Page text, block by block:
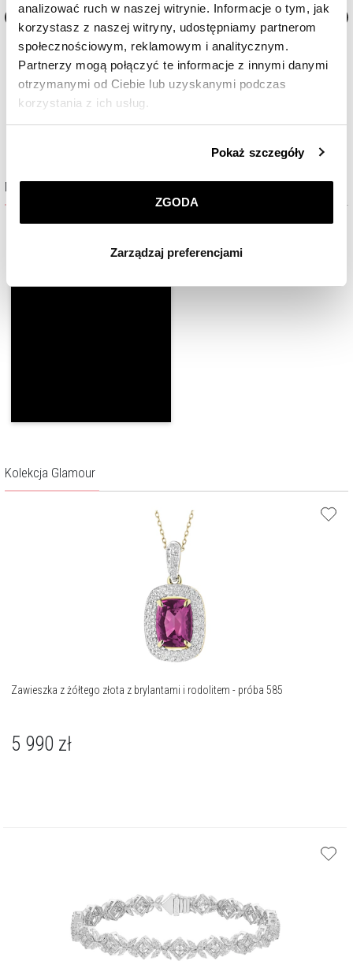
analizować ruch w naszej witrynie. Informacje o tym, jak
korzystasz z naszej witryny, udostępniamy partnerom
społecznościowym, reklamowym i analitycznym.
Partnerzy mogą połączyć te informacje z innymi danymi
otrzymanymi od Ciebie lub uzyskanymi podczas
korzystania z ich usług.
przez nas plików cookie znajdziesz wPolityce
prywatności.
korzystamy. Możesz również wybrać jaki rodzaj plików
Pokaż szczegóły
ZGODA
Zarządzaj preferencjami
Naszyjnik srebrny z cyrkoniami
2 299 zł
Naszyjnik srebrny z
1 069
Modne inspiracje
Kolekcja Glamour
Zawieszka z żółtego złota z brylantami i rodolitem - próba 585
5 990 zł